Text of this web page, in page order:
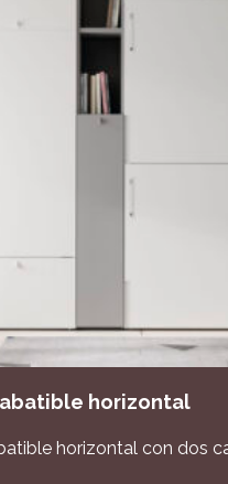
horizontal
horizontal con dos